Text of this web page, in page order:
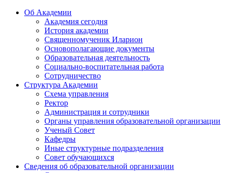
Об Академии
Академия сегодня
История академии
Священномученик Иларион
Основополагающие документы
Образовательная деятельность
Социально-воспитательная работа
Сотрудничество
Структура Академии
Схема управления
Ректор
Администрация и сотрудники
Органы управления образовательной организации
Ученый Совет
Кафедры
Иные структурные подразделения
Совет обучающихся
Сведения об образовательной организации